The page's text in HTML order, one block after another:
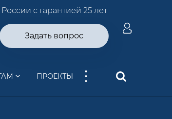
с гарантией 25 лет
Задать вопрос
ПРОЕКТЫ ...